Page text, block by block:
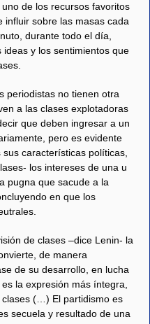
de los recursos favoritos
influir sobre las masas cada
durante todo el día,
y los sentimientos que
periodistas no tienen otra
a las clases explotadoras
que deben ingresar a un
pero es evidente
características políticas,
los intereses de una u
pugna que sacude a la
en que los
de clases –dice Lenin- la
de manera
de su desarrollo, en lucha
la expresión más íntegra,
(…) El partidismo es
secuela y resultado de una